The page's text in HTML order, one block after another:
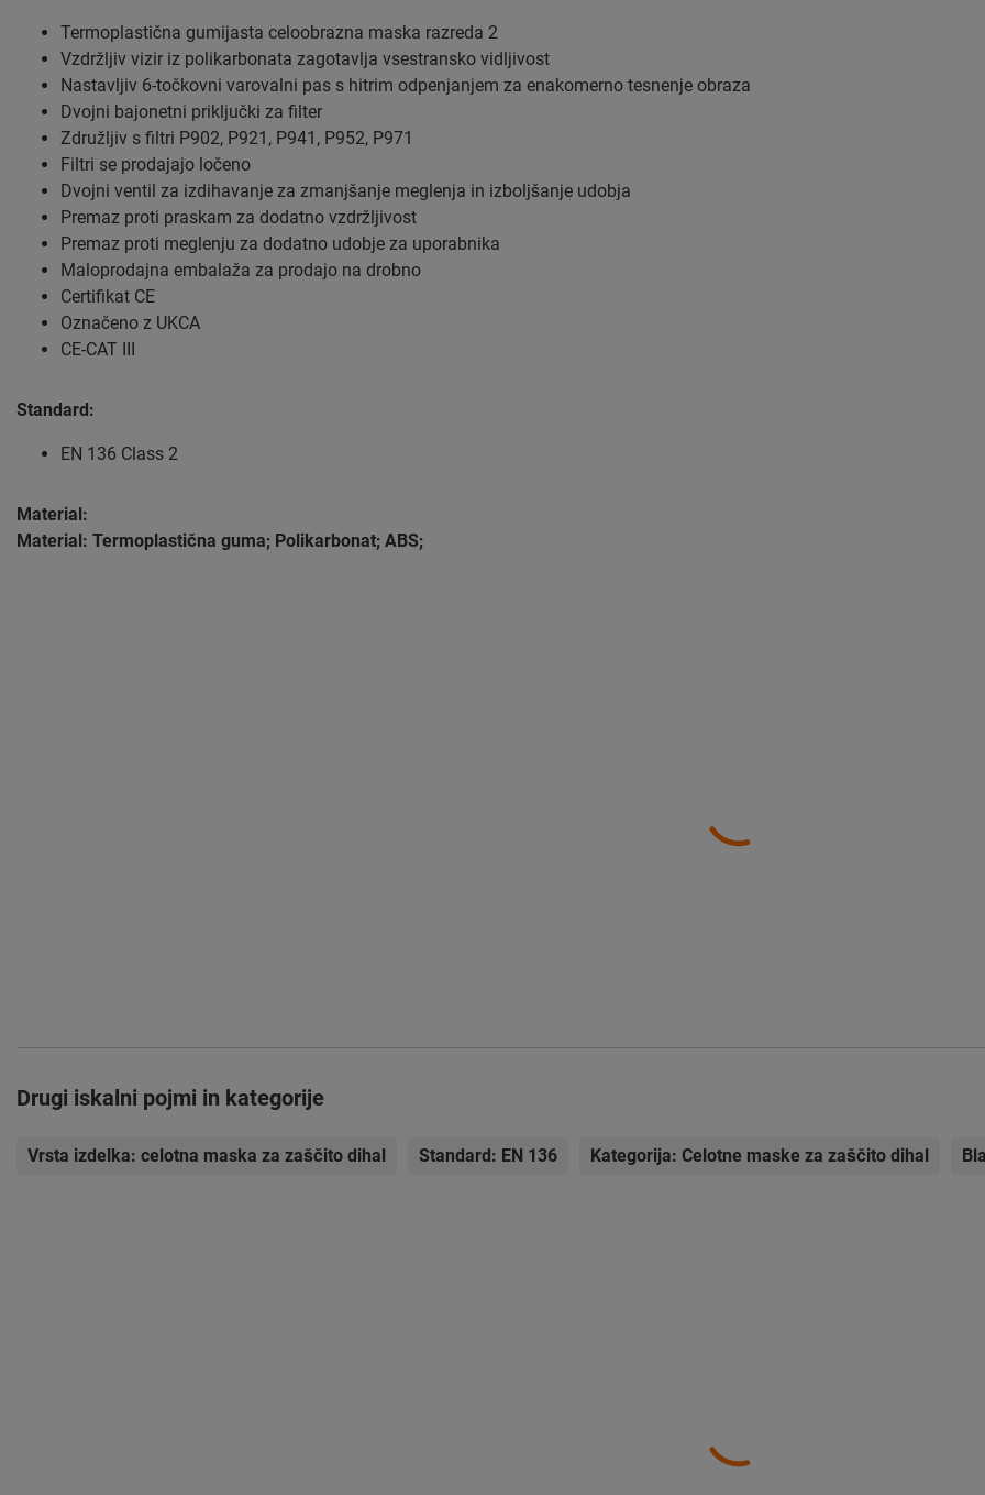
Termoplastična gumijasta celoobrazna maska razreda 2
Vzdržljiv vizir iz polikarbonata zagotavlja vsestransko vidljivost
Nastavljiv 6-točkovni varovalni pas s hitrim odpenjanjem za enakomerno tesnenje obraza
Dvojni bajonetni priključki za filter
Združljiv s filtri P902, P921, P941, P952, P971
Filtri se prodajajo ločeno
Dvojni ventil za izdihavanje za zmanjšanje meglenja in izboljšanje udobja
Premaz proti praskam za dodatno vzdržljivost
Premaz proti meglenju za dodatno udobje za uporabnika
Maloprodajna embalaža za prodajo na drobno
Certifikat CE
Označeno z UKCA
CE-CAT III
Standard:
EN 136 Class 2
Material:
Material: Termoplastična guma; Polikarbonat; ABS;
Drugi iskalni pojmi in kategorije
Vrsta izdelka: celotna maska za zaščito dihal Standard: EN 136 Kategorija: Celotne maske za zaščito dihal